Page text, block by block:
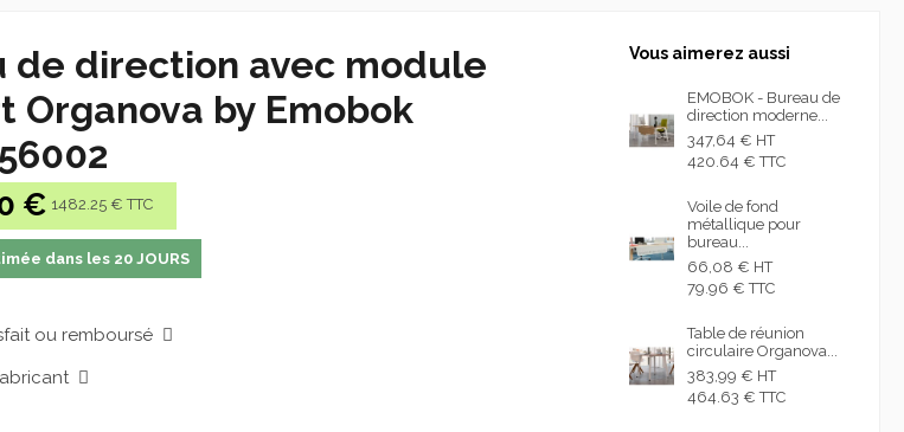
de direction avec module
Organova by Emobok
€ 1482.25 € TTC
dans les 20 JOURS
ou remboursé
Vous aimerez aussi
EMOBOK - Bureau de
direction moderne...
347,64 € HT
420.64 € TTC
Voile de fond
métallique pour
bureau...
66,08 € HT
79.96 € TTC
Table de réunion
circulaire Organova...
383,99 € HT
464.63 € TTC